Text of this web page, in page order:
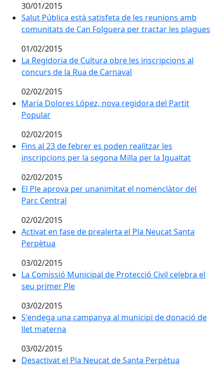
30/01/2015
Salut Pública està satisfeta de les reunions amb
Salut Pública està satisfeta de les reunions amb
comunitats de Can Folguera per tractar les plagues
01/02/2015
La Regidoria de Cultura obre les inscripcions al
La Regidoria de Cultura obre les inscripcions al
concurs de la Rua de Carnaval
02/02/2015
María Dolores López, nova regidora del Partit
María Dolores López, nova regidora del Partit
Popular
02/02/2015
Fins al 23 de febrer es poden realitzar les
Fins al 23 de febrer es poden realitzar les
inscripcions per la segona Milla per la Igualtat
02/02/2015
El Ple aprova per unanimitat el nomenclàtor del Parc
El Ple aprova per unanimitat el nomenclàtor del
Parc Central
02/02/2015
Activat en fase de prealerta el Pla Neucat Santa
Activat en fase de prealerta el Pla Neucat Santa
Perpètua
03/02/2015
La Comissió Municipal de Protecció Civil celebra el
La Comissió Municipal de Protecció Civil celebra el
seu primer Ple
03/02/2015
S'endega una campanya al municipi de donació de
S'endega una campanya al municipi de donació de
llet materna
03/02/2015
Desactivat el Pla Neucat de Santa Perpètua
Desactivat el Pla Neucat de Santa Perpètua